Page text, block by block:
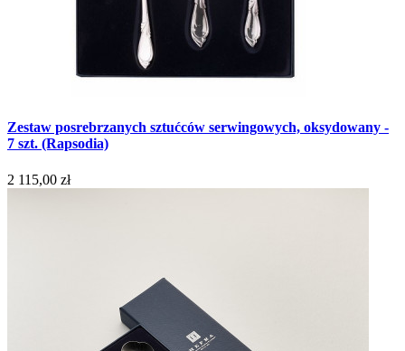
Zestaw posrebrzanych sztućców serwingowych, oksydowany -
7 szt. (Rapsodia)
2 115,00 zł